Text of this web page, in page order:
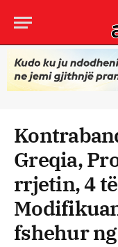
Greqia,
rrjetin, 4
fshehur